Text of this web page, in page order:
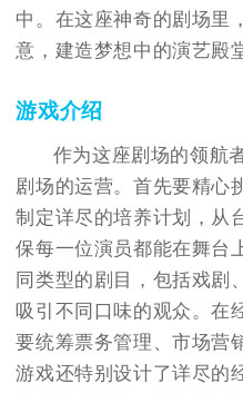
中。在这座神奇的剧场里
意，建造梦想中的演艺殿
游戏介绍
作为这座剧场的领航
剧场的运营。首先要精心
制定详尽的培养计划，从
保每一位演员都能在舞台
同类型的剧目，包括戏剧
吸引不同口味的观众。在
要统筹票务管理、市场营
游戏还特别设计了详尽的